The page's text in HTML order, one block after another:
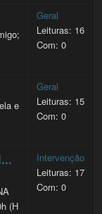
Geral
Leituras: 16
Com: 0
e
Geral
Leituras: 15
Com: 0
(H
Intervenção
Leituras: 17
Com: 0